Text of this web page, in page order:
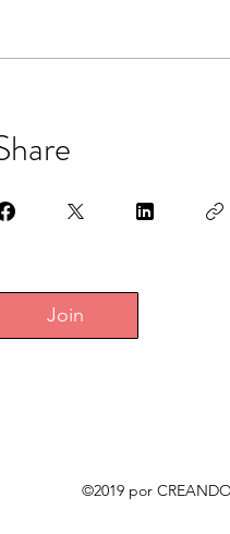
Join
©2019 por